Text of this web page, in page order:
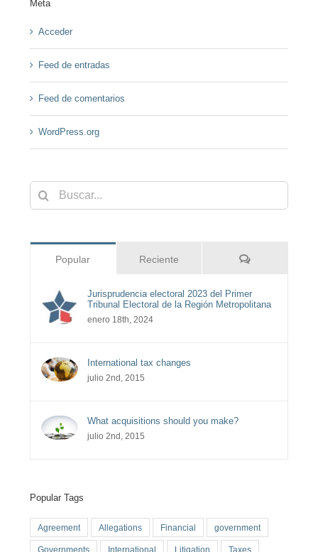
Meta
Acceder
Feed de entradas
Feed de comentarios
WordPress.org
Buscar:
Popular Reciente Comentarios
Jurisprudencia electoral 2023 del Primer
Tribunal Electoral de la Región Metropolitana
enero 18th, 2024
International tax changes
julio 2nd, 2015
What acquisitions should you make?
julio 2nd, 2015
Popular Tags
Agreement Allegations Financial government
Governments International Litigation Taxes